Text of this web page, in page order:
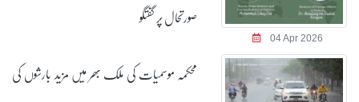
04 Apr 2026
صورتحال پر گفتگو
محکمہ موسمیات کی ملک بھر میں مزید بارشوں کی